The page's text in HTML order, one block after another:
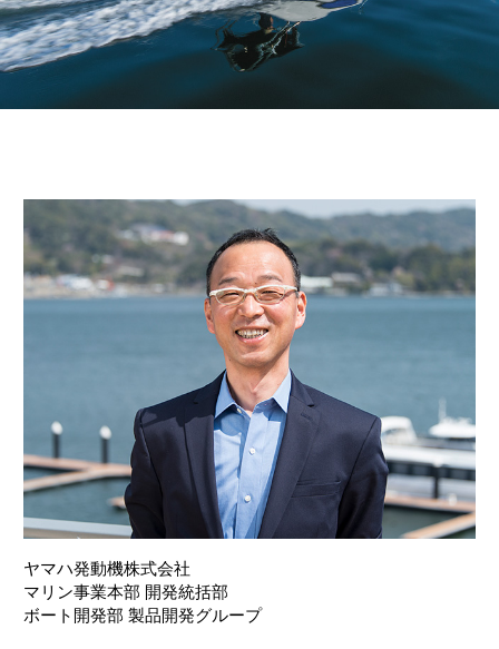
ヤマハ発動機株式会社
マリン事業本部 開発統括部
ボート開発部 製品開発グループ